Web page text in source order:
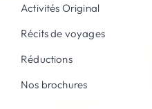
Activités Original
Récits de voyages
Réductions
Nos brochures